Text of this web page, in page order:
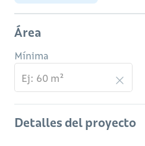
Área
Mínima
Detalles del proyecto